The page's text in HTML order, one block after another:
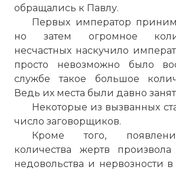
обращались к Павлу.
Первых император
но затем огромное
несчастных наскучило
просто невозможно было
службе такое большое
Ведь их места были давно
Некоторые из вызванных
число заговорщиков.
Кроме того,
количества жертв
недовольства и нервозности